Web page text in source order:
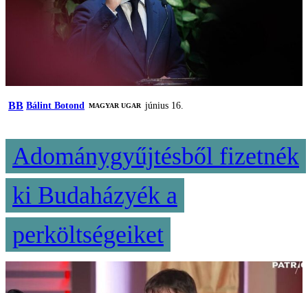
BB Bálint Botond MAGYAR UGAR június 16.
Adománygyűjtésből fizetnék
ki Budaházyék a
perköltségeiket